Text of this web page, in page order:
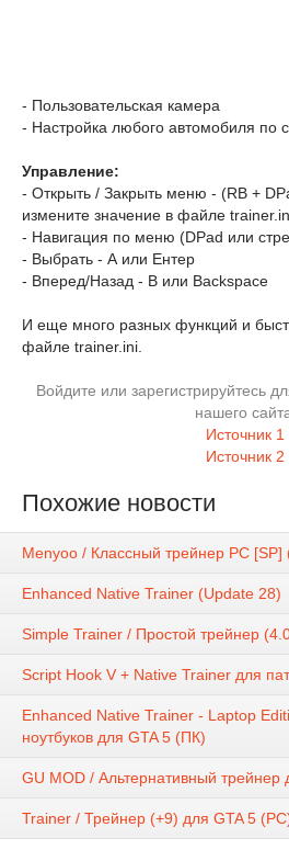
- Пользовательская камера
- Настройка любого автомобиля по
Управление:
- Открыть / Закрыть меню - (RB +
измените значение в файле
- Навигация по меню (DPad или
- Выбрать - А или Ентер
- Вперед/Назад - B или Backspace
И еще много разных функций и
файле trainer.ini.
Войдите или зарегистрируйтесь
нашего
Источник 1
Источник 2
Похожие новости
Menyoo / Классный трейнер PC [SP]
Enhanced Native Trainer (Update 28)
Simple Trainer / Простой трейнер
Script Hook V + Native Trainer для
Enhanced Native Trainer - Laptop
ноутбуков для GTA 5 (ПК)
GU MOD / Альтернативный трейнер
Trainer / Трейнер (+9) для GTA 5